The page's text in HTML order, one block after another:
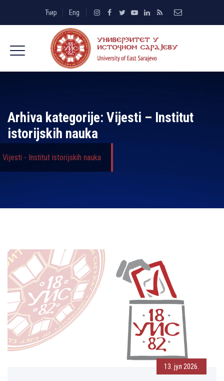
Ћир Eng
Arhiva kategorije: Vijesti – Institut
istorijskih nauka
Vijesti - Institut istorijskih nauka
13. јул 2026.